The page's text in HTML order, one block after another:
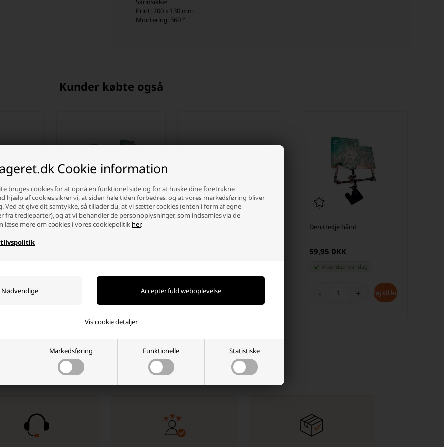
Cookie information
bruges cookies for at opnå en funktionel side og for at huske dine foretrukne
hjælp af cookies sikrer vi, at siden hele tiden forbedres, og at vores markedsføring bliver
Ved at give dit samtykke, så tillader du, at vi sætter cookies (enten i form af egne
fra tredjeparter), og at vi behandler de personoplysninger, som indsamles via de
læse mere om cookies i vores cookiepolitik her.
Markedsføring Funktionelle Statistiske
Vis cookie detaljer
Skridsikker
Print: 200 x 130 mm
Montering: 360 °
Kunder købte også
1,5 meter
EP5 Digital Loddestation
-
Den tredje hånd
59,95 DKK
Afsendes mandag
- +
Hvorfor handle hos batterilageret?
Der er mange gode grunde, men her er et par